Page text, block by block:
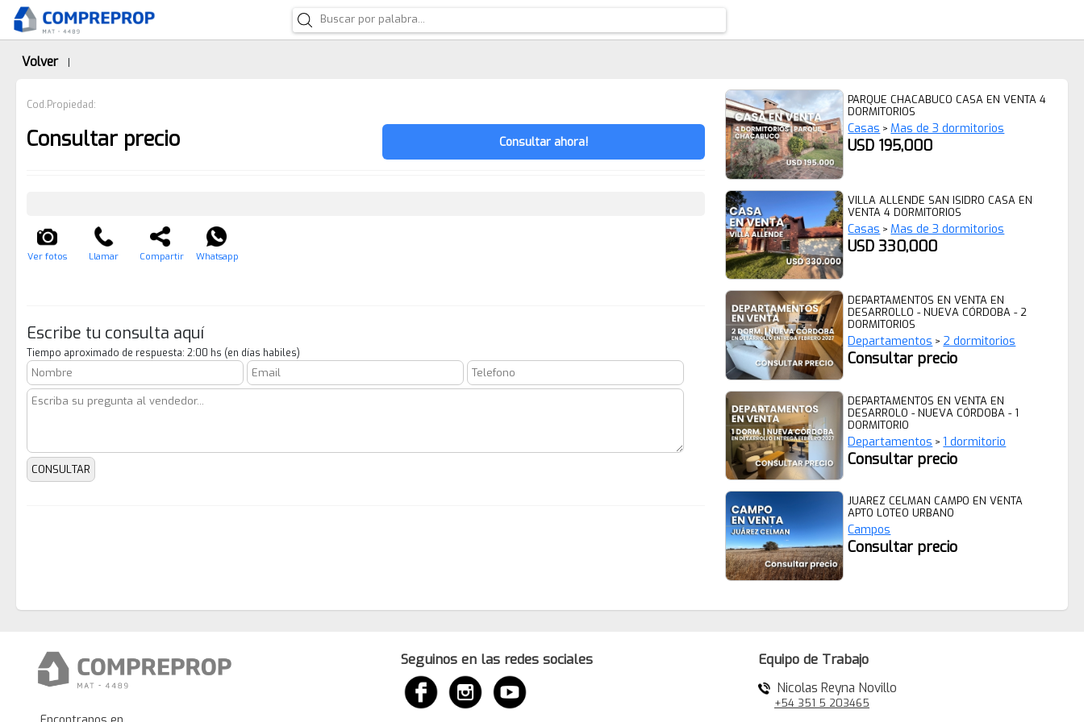
Volver|
Cod.Propiedad:
Consultar precio Consultar ahora!
Ver fotos Llamar Compartir Whatsapp
Escribe tu consulta aquí
Tiempo aproximado de respuesta: 2:00 hs (en días habiles)
PARQUE CHACABUCO CASA EN VENTA 4
DORMITORIOS
Casas >Mas de 3 dormitorios
USD 195,000
VILLA ALLENDE SAN ISIDRO CASA EN
VENTA 4 DORMITORIOS
Casas >Mas de 3 dormitorios
USD 330,000
DEPARTAMENTOS EN VENTA EN
DESARROLLO - NUEVA CÓRDOBA - 2
DORMITORIOS
Departamentos > 2 dormitorios
Consultar precio
DEPARTAMENTOS EN VENTA EN
DESARROLO - NUEVA CÓRDOBA - 1
DORMITORIO
Departamentos >1 dormitorio
Consultar precio
JUAREZ CELMAN CAMPO EN VENTA
APTO LOTEO URBANO
Campos
Consultar precio
Equipo de Trabajo
Nicolas Reyna Novillo
+54 351 5 203465
Seguinos en las redes sociales